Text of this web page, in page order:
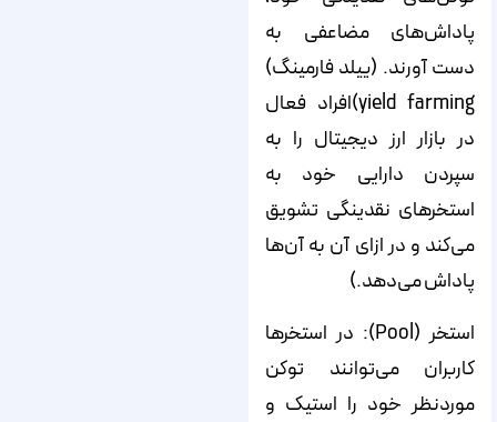
پاداش‌های مضاعفی به
دست آورند. (ییلد فارمینگ)
yield farming)افراد فعال
در بازار ارز دیجیتال را به
سپردن دارایی خود به
استخرهای نقدینگی تشویق
می‌کند و در ازای آن به آن‌ها
پاداش می‌دهد.)
استخر (Pool): در استخرها
کاربران می‌توانند توکن
موردنظر خود را استیک و